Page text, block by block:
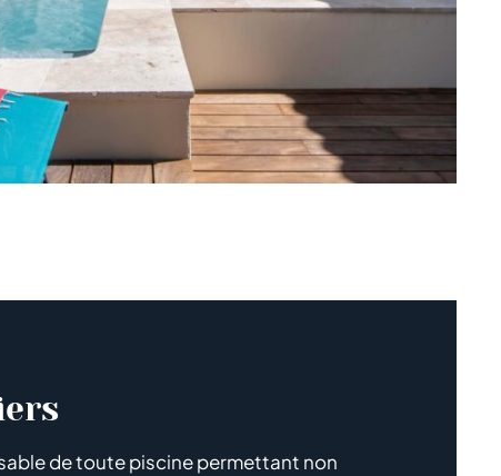
de toute piscine permettant non